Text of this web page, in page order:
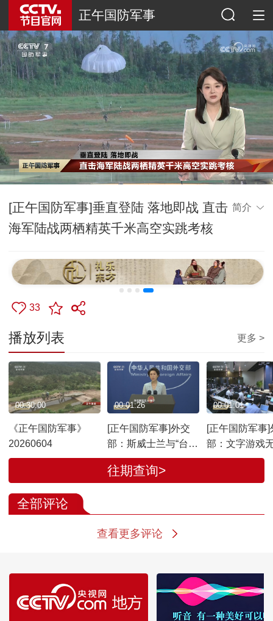
正午国防军事
[正午国防军事]垂直登陆 落地即战 直击
海军陆战两栖精英千米高空实跳考核
简介
33
播放列表 更多 >
《正午国防军事》
20260604
00:30:00
[正午国防军事]外交
部：斯威士兰与“台
独”分裂势力捆绑没有
前途
00:01:26
[正午国防军事]
部：文字游戏
白日本整军扩
00:01:01
往期查询>
全部评论
查看更多评论